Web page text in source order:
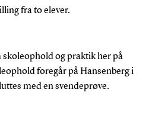
fra to elever.
og praktik her på
foregår på Hansenberg i
med en svendeprøve.